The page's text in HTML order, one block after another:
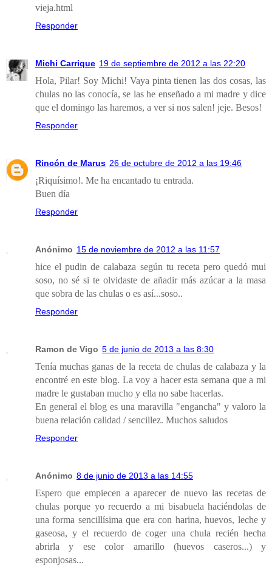
vieja.html
Responder
Michi Carrique 19 de septiembre de 2012 a las 22:20
Hola, Pilar! Soy Michi! Vaya pinta tienen las dos cosas, las
chulas no las conocía, se las he enseñado a mi madre y dice
que el domingo las haremos, a ver si nos salen! jeje. Besos!
Responder
Rincón de Marus 26 de octubre de 2012 a las 19:46
¡Riquísimo!. Me ha encantado tu entrada.
Buen día
Responder
Anónimo 15 de noviembre de 2012 a las 11:57
hice el pudin de calabaza según tu receta pero quedó mui
soso, no sé si te olvidaste de añadir más azúcar a la masa
que sobra de las chulas o es así...soso..
Responder
Ramon de Vigo 5 de junio de 2013 a las 8:30
Tenía muchas ganas de la receta de chulas de calabaza y la
encontré en este blog. La voy a hacer esta semana que a mi
madre le gustaban mucho y ella no sabe hacerlas.
En general el blog es una maravilla "engancha" y valoro la
buena relación calidad / sencillez. Muchos saludos
Responder
Anónimo 8 de junio de 2013 a las 14:55
Espero que empiecen a aparecer de nuevo las recetas de
chulas porque yo recuerdo a mi bisabuela haciéndolas de
una forma sencillísima que era con harina, huevos, leche y
gaseosa, y el recuerdo de coger una chula recién hecha
abrirla y ese color amarillo (huevos caseros...) y
esponjosas...